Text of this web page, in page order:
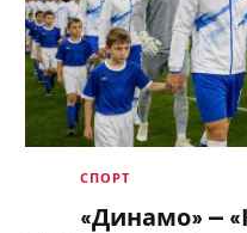
СПОРТ
«Динамо» —